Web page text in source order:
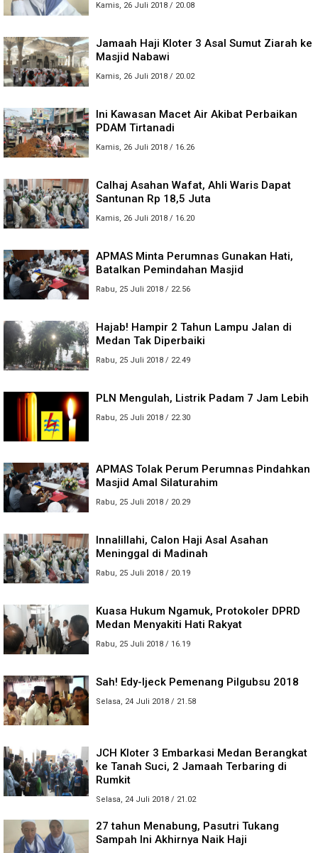
Kamis, 26 Juli 2018 / 20.08
Jamaah Haji Kloter 3 Asal Sumut Ziarah ke
Masjid Nabawi
Kamis, 26 Juli 2018 / 20.02
Ini Kawasan Macet Air Akibat Perbaikan
PDAM Tirtanadi
Kamis, 26 Juli 2018 / 16.26
Calhaj Asahan Wafat, Ahli Waris Dapat
Santunan Rp 18,5 Juta
Kamis, 26 Juli 2018 / 16.20
APMAS Minta Perumnas Gunakan Hati,
Batalkan Pemindahan Masjid
Rabu, 25 Juli 2018 / 22.56
Hajab! Hampir 2 Tahun Lampu Jalan di
Medan Tak Diperbaiki
Rabu, 25 Juli 2018 / 22.49
PLN Mengulah, Listrik Padam 7 Jam Lebih
Rabu, 25 Juli 2018 / 22.30
APMAS Tolak Perum Perumnas Pindahkan
Masjid Amal Silaturahim
Rabu, 25 Juli 2018 / 20.29
Innalillahi, Calon Haji Asal Asahan
Meninggal di Madinah
Rabu, 25 Juli 2018 / 20.19
Kuasa Hukum Ngamuk, Protokoler DPRD
Medan Menyakiti Hati Rakyat
Rabu, 25 Juli 2018 / 16.19
Sah! Edy-Ijeck Pemenang Pilgubsu 2018
Selasa, 24 Juli 2018 / 21.58
JCH Kloter 3 Embarkasi Medan Berangkat
ke Tanah Suci, 2 Jamaah Terbaring di
Rumkit
Selasa, 24 Juli 2018 / 21.02
27 tahun Menabung, Pasutri Tukang
Sampah Ini Akhirnya Naik Haji